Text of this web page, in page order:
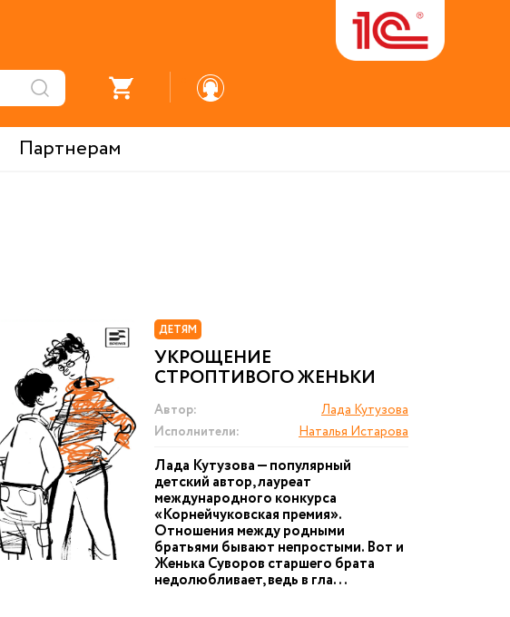
Партнерам
ДЕТЯМ
УКРОЩЕНИЕ
СТРОПТИВОГО ЖЕНЬКИ
Автор:
Лада Кутузова
Исполнители:
Наталья Истарова
Лада Кутузова — популярный
детский автор, лауреат
международного конкурса
«Корнейчуковская премия».
Отношения между родными
братьями бывают непростыми. Вот и
Женька Суворов старшего брата
недолюбливает, ведь в гла...